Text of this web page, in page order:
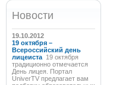
Новости
19.10.2012
19 октября –
Всероссийский день
лицеиста 19 октября
традиционно отмечается
День лицея. Портал
UniverTV предлагает вам